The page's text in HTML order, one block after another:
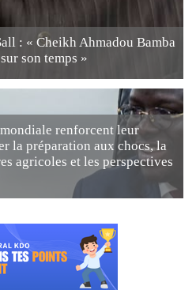
: « Cheikh Ahmadou Bamba
son temps »
renforcent leur
la préparation aux chocs, la
agricoles et les perspectives